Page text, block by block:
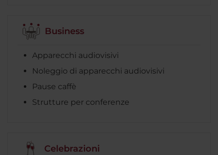
Business
Apparecchi audiovisivi
Noleggio di apparecchi audiovisivi
Pause caffè
Strutture per conferenze
Celebrazioni